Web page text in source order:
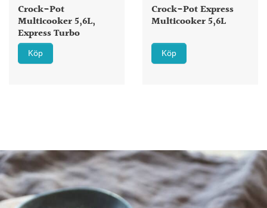
Crock-Pot
Multicooker 5,6L,
Express Turbo
Köp
Crock-Pot Express
Multicooker 5,6L
Köp